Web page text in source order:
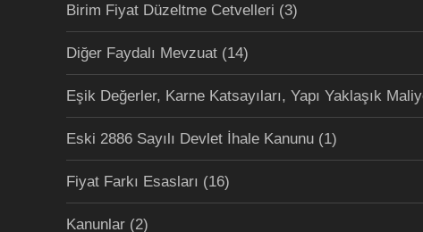
Birim Fiyat Düzeltme Cetvelleri (3)
Diğer Faydalı Mevzuat (14)
Eşik Değerler, Karne Katsayıları, Yapı Yaklaşık
Eski 2886 Sayılı Devlet İhale Kanunu (1)
Fiyat Farkı Esasları (16)
Kanunlar (2)